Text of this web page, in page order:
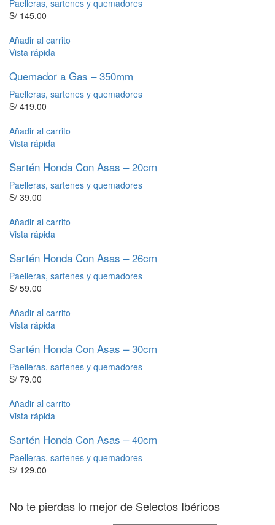
Paelleras, sartenes y quemadores
S/ 145.00
Añadir al carrito
Vista rápida
Quemador a Gas – 350mm
Paelleras, sartenes y quemadores
S/ 419.00
Añadir al carrito
Vista rápida
Sartén Honda Con Asas – 20cm
Paelleras, sartenes y quemadores
S/ 39.00
Añadir al carrito
Vista rápida
Sartén Honda Con Asas – 26cm
Paelleras, sartenes y quemadores
S/ 59.00
Añadir al carrito
Vista rápida
Sartén Honda Con Asas – 30cm
Paelleras, sartenes y quemadores
S/ 79.00
Añadir al carrito
Vista rápida
Sartén Honda Con Asas – 40cm
Paelleras, sartenes y quemadores
S/ 129.00
No te pierdas lo mejor de Selectos Ibéricos